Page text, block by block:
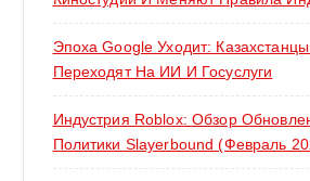
Эпоха Google Уходит:
Переходят На ИИ И Госуслуги
Индустрия Roblox: Обзор
Политики Slayerbound (февраль